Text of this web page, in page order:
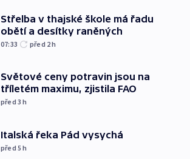
Střelba v thajské škole má řadu
obětí a desítky raněných
07:33 před 2h
Světové ceny potravin jsou na
tříletém maximu, zjistila FAO
před 3h
Italská řeka Pád vysychá
před 5h